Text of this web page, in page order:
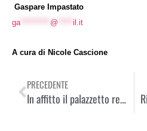
Gaspare Impastato
ga********** @ il.it
A cura di Nicole Cascione
PRECEDENTE
In affitto il palazzetto reale a Barcellona